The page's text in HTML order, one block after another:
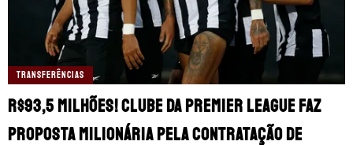
TRANSFERÊNCIAS
R$93,5 milhões! Clube da Premier League faz
proposta milionária pela contratação de